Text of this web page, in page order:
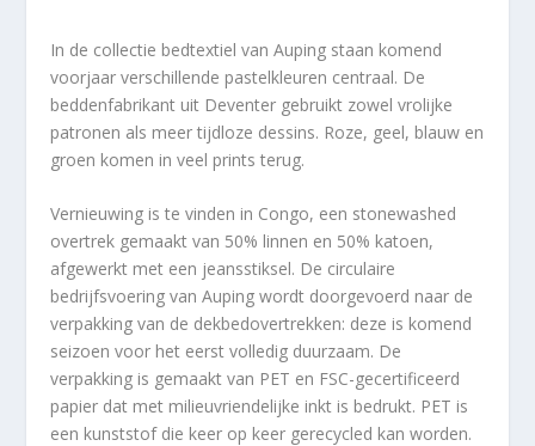
In de collectie bedtextiel van Auping staan komend
voorjaar verschillende pastelkleuren centraal. De
beddenfabrikant uit Deventer gebruikt zowel vrolijke
patronen als meer tijdloze dessins. Roze, geel, blauw en
groen komen in veel prints terug.
Vernieuwing is te vinden in Congo, een stonewashed
overtrek gemaakt van 50% linnen en 50% katoen,
afgewerkt met een jeansstiksel. De circulaire
bedrijfsvoering van Auping wordt doorgevoerd naar de
verpakking van de dekbedovertrekken: deze is komend
seizoen voor het eerst volledig duurzaam. De
verpakking is gemaakt van PET en FSC-gecertificeerd
papier dat met milieuvriendelijke inkt is bedrukt. PET is
een kunststof die keer op keer gerecycled kan worden.